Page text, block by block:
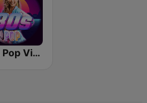
80s Pop Vibes